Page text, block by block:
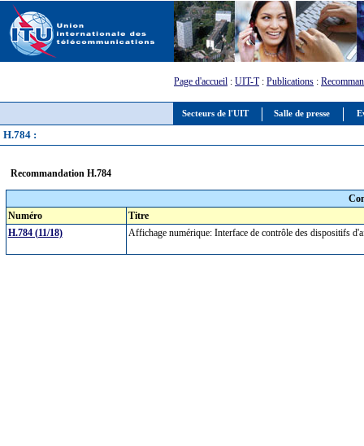
Secteurs de l'UIT Salle de presse
Page d'accueil : UIT-T: Publications :
H.784 :
Recommandation H.784
Numéro
Titre
H.784 (11/18)
Affichage numérique: Interface de contrôle des dispositifs